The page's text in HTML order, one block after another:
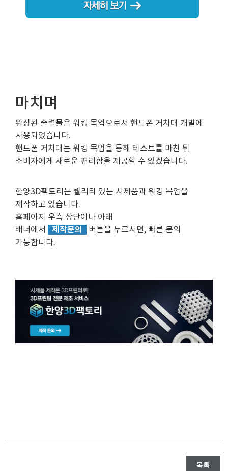
마치며
완성된 출력물은 워킹 목업으로서 핸드폰 거치대 개발에
사용되었습니다.
핸드폰 거치대는 워킹 목업을 통해 테스트를 마친 뒤
소비자에게 새로운 편리함을 제공할 수 있겠습니다.
한양3D팩토리는 퀄리티 있는 시제품과 워킹 목업을
제작하고 있습니다.
홈페이지 우측 상단이나 아래
배너에서
제작문의
버튼을 누르시면, 빠른 문의
가능합니다.
목록